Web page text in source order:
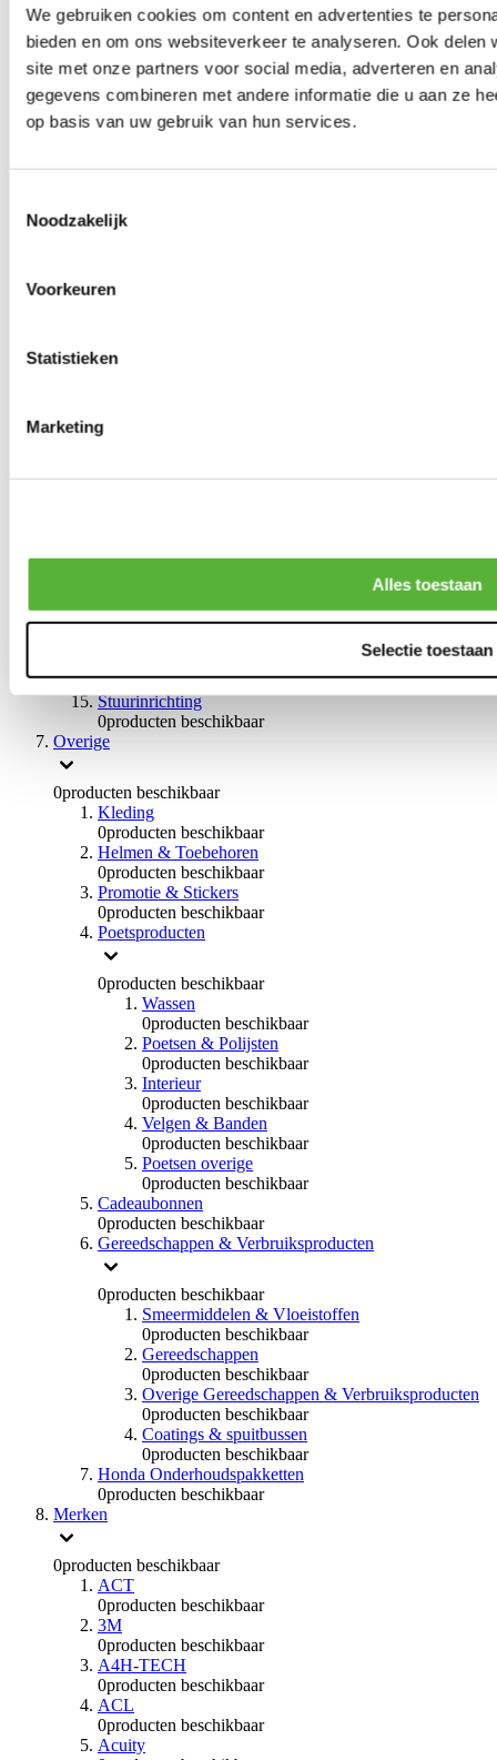
We gebruiken cookies om content en advertenties te
bieden en om ons websiteverkeer te analyseren. Ook
site met onze partners voor social media, adverteren en
gegevens combineren met andere informatie die u aan ze
op basis van uw gebruik van hun services.
Noodzakelijk
Voorkeuren
Statistieken
Marketing
Alles toestaan
Selectie toestaan
0producten beschikbaar
Spoorverbreders
0producten beschikbaar
Wielmoeren
0producten beschikbaar
Draadeinden
0 producten beschikbaar
0producten beschikbaar
0producten beschikbaar
0producten beschikbaar
Remmen overige
0producten beschikbaar
Stuurinrichting
0producten beschikbaar
Overige
0producten beschikbaar
Kleding
0producten beschikbaar
Helmen & Toebehoren
0producten beschikbaar
Promotie & Stickers
0producten beschikbaar
Poetsproducten
0producten beschikbaar
Wassen
0producten beschikbaar
Poetsen & Polijsten
0producten beschikbaar
Interieur
0producten beschikbaar
Velgen & Banden
0producten beschikbaar
Poetsen overige
0producten beschikbaar
Cadeaubonnen
0producten beschikbaar
Gereedschappen & Verbruiksproducten
0producten beschikbaar
Smeermiddelen & Vloeistoffen
0producten beschikbaar
Gereedschappen
0producten beschikbaar
Overige Gereedschappen & Verbruiksproducten
0producten beschikbaar
Coatings & spuitbussen
0producten beschikbaar
Honda Onderhoudspakketten
0producten beschikbaar
Merken
0producten beschikbaar
ACT
0producten beschikbaar
3M
0producten beschikbaar
A4H-TECH
0producten beschikbaar
ACL
0producten beschikbaar
Acuity